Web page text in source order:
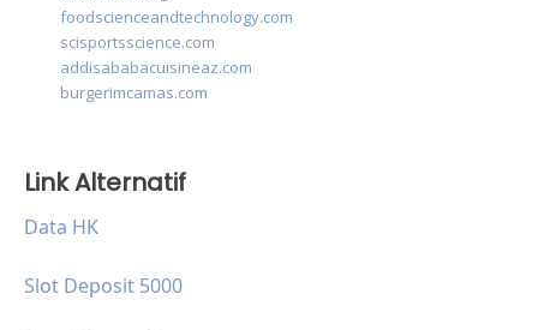
foodscienceandtechnology.com
scisportsscience.com
addisababacuisineaz.com
burgerimcamas.com
Link Alternatif
Data HK
Slot Deposit 5000